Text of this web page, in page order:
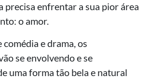
precisa enfrentar a sua pior área
o amor.
e drama, os
se envolvendo e se
uma forma tão bela e natural